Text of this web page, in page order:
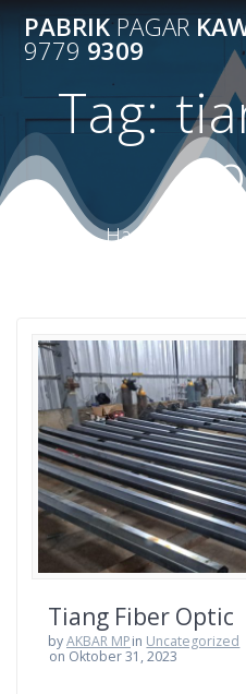
PABRIKPAGAR
9779 9309
Tag:
Harga Terbaik
Tiang Fiber Optic
byAKBAR MPin Uncategorized
on Oktober 31, 2023